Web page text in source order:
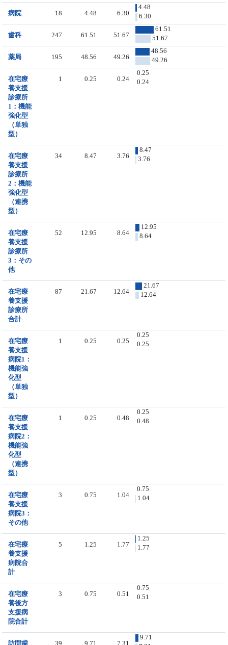
病院 18 4.48 6.30
4.48
6.30
歯科 247 61.51 51.67
61.51
51.67
薬局 195 48.56 49.26
48.56
49.26
在宅療
養支援
診療所
1：機能
強化型
（単独
型）
1 0.25 0.24
0.25
0.24
在宅療
養支援
診療所
2：機能
強化型
（連携
型）
34 8.47 3.76
8.47
3.76
在宅療
養支援
診療所
3：その
他
52 12.95 8.64
12.95
8.64
在宅療
養支援
診療所
合計
87 21.67 12.64
21.67
12.64
在宅療
養支援
病院1：
機能強
化型
（単独
型）
1 0.25 0.25
0.25
0.25
在宅療
養支援
病院2：
機能強
化型
（連携
型）
1 0.25 0.48
0.25
0.48
在宅療
養支援
病院3：
その他
3 0.75 1.04
0.75
1.04
在宅療
養支援
病院合
計
5 1.25 1.77
1.25
1.77
在宅療
養後方
支援病
院合計
3 0.75 0.51
0.75
0.51
訪問歯
39 9.71 7.31
9.71